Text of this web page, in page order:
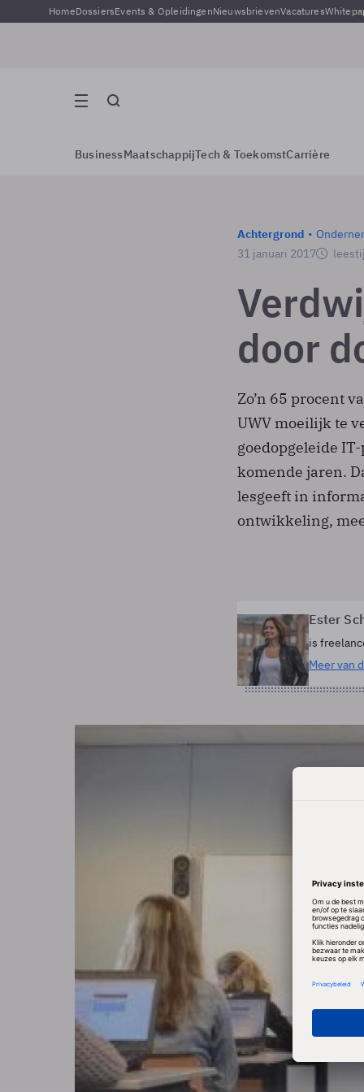
HomeDossiersEvents & OpleidingenNieuwsbrievenVacatures
BusinessMaatschappijTech & ToekomstCarrière
Achtergrond
31 januari 2017
door
Zo’n 65 procent
UWV moeilijk te
goedopgeleide
komende jaren.
lesgeeft in
ontwikkeling,
Ester
is
Meer van